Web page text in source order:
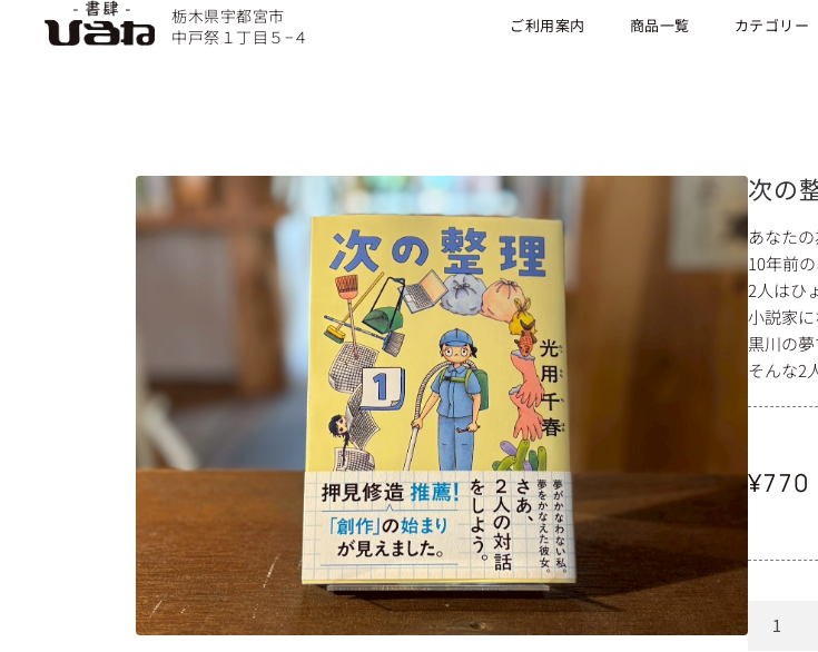
栃木県宇都宮市
中戸祭１丁目５−４
ご利用案内 商品一覧 カテゴリー
次の
あなた
10年前
2人はひ
小説家
黒川の
そんな2
¥770